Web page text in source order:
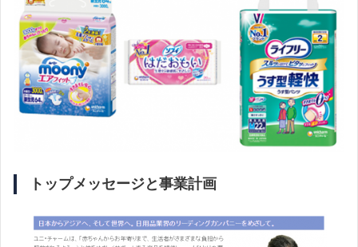
トップメッセージと事業計画